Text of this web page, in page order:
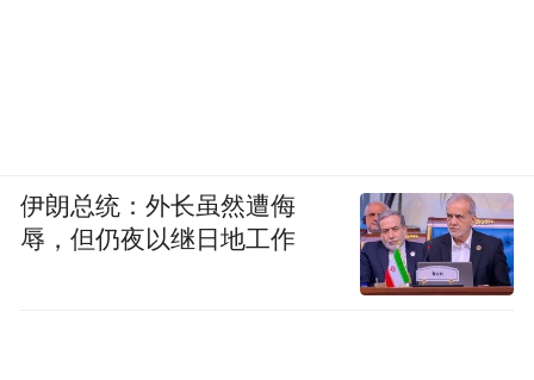
伊朗总统：外长虽然遭侮
辱，但仍夜以继日地工作